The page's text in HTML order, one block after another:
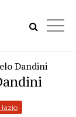
Dandini
lazio